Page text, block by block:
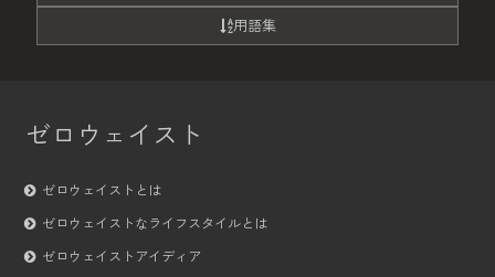
用語集
ゼロウェイスト
ゼロウェイストとは
ゼロウェイストなライフスタイルとは
ゼロウェイストアイディア